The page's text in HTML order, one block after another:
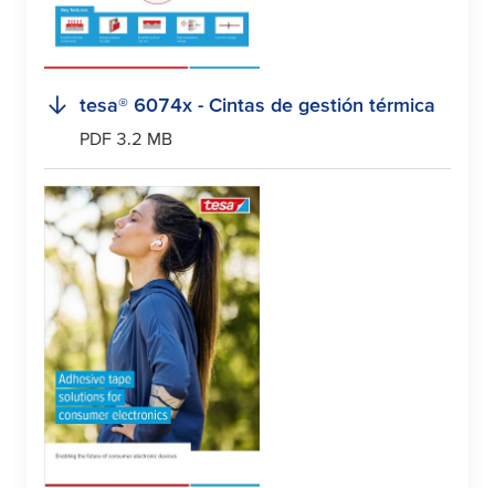
tesa® 6074x - Cintas de gestión térmica
PDF 3.2 MB